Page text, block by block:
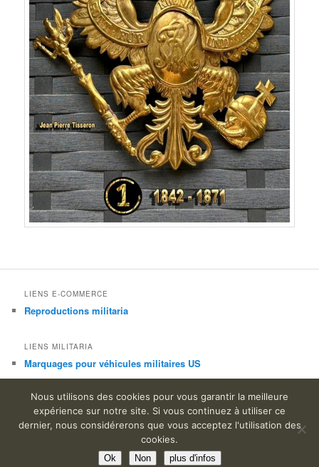
LIENS E-COMMERCE
Reproductions militaria
LIENS MILITARIA
Marquages pour véhicules militaires US
Fièrement propulsé par WordPress
Nous utilisons des cookies pour vous garantir la meilleure
expérience sur notre site. Si vous continuez à utiliser ce
dernier, nous considérerons que vous acceptez l'utilisation des
cookies.
Ok Non plus d'infos